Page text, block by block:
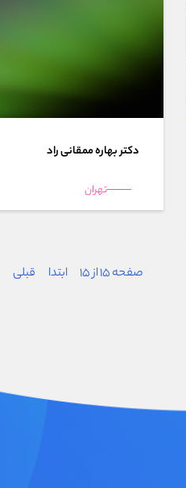
دکتر بهاره ممقانی راد
تهران
صفحه 15 از 15 ابتدا قبلی